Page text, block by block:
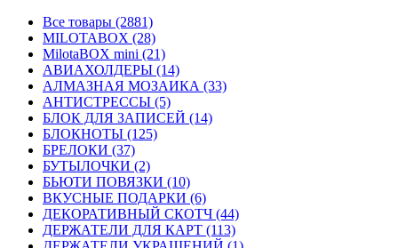
Все товары (2881)
MILOTABOX (28)
MilotaBOX mini (21)
АВИАХОЛДЕРЫ (14)
АЛМАЗНАЯ МОЗАИКА (33)
АНТИСТРЕССЫ (5)
БЛОК ДЛЯ ЗАПИСЕЙ (14)
БЛОКНОТЫ (125)
БРЕЛОКИ (37)
БУТЫЛОЧКИ (2)
БЬЮТИ ПОВЯЗКИ (10)
ВКУСНЫЕ ПОДАРКИ (6)
ДЕКОРАТИВНЫЙ СКОТЧ (44)
ДЕРЖАТЕЛИ ДЛЯ КАРТ (113)